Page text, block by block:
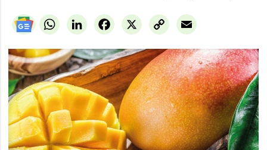
WhatsAppLinkedIn X
Facebook
Copy
Link
Email